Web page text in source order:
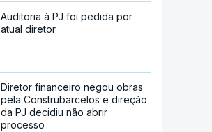
Auditoria à PJ foi pedida por
atual diretor
Diretor financeiro negou obras
pela Construbarcelos e direção
da PJ decidiu não abrir
processo